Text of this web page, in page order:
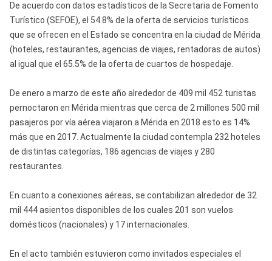
De acuerdo con datos estadísticos de la Secretaria de Fomento
Turístico (SEFOE), el 54.8% de la oferta de servicios turísticos
que se ofrecen en el Estado se concentra en la ciudad de Mérida
(hoteles, restaurantes, agencias de viajes, rentadoras de autos)
al igual que el 65.5% de la oferta de cuartos de hospedaje.
De enero a marzo de este año alrededor de 409 mil 452 turistas
pernoctaron en Mérida mientras que cerca de 2 millones 500 mil
pasajeros por vía aérea viajaron a Mérida en 2018 esto es 14%
más que en 2017. Actualmente la ciudad contempla 232 hoteles
de distintas categorías, 186 agencias de viajes y 280
restaurantes.
En cuanto a conexiones aéreas, se contabilizan alrededor de 32
mil 444 asientos disponibles de los cuales 201 son vuelos
domésticos (nacionales) y 17 internacionales.
En el acto también estuvieron como invitados especiales el